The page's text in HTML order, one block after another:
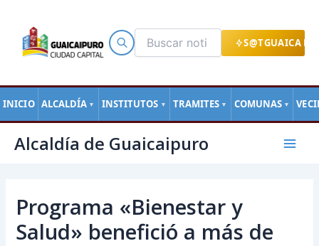
S@TGUAICA
INICIO ALCALDÍA ▼ INSTITUTOS ▼ TRAMITES ▼ COMUNAS ▼
contenido
Alcaldía de Guaicaipuro
Main
Programa «Bienestar y
Salud» benefició a más de
de